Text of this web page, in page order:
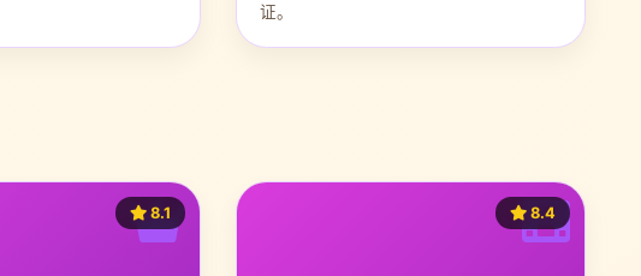
证。
8.1 8.4